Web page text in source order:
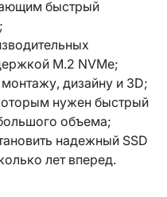
быстрый
M.2 NVMe;
дизайну и 3D;
нужен быстрый
объема;
надежный SSD
лет вперед.